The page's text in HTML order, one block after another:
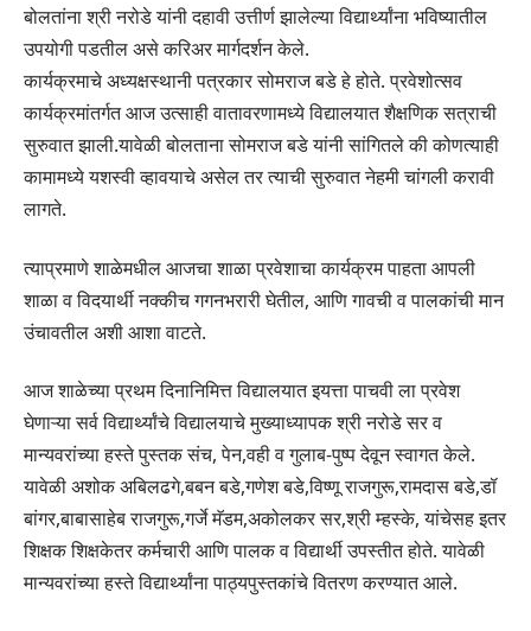
बोलतांना श्री नरोडे यांनी दहावी उत्तीर्ण झालेल्या विद्यार्थ्यांना भविष्यातील
उपयोगी पडतील असे करिअर मार्गदर्शन केले.
कार्यक्रमाचे अध्यक्षस्थानी पत्रकार सोमराज बडे हे होते. प्रवेशोत्सव
कार्यक्रमांतर्गत आज उत्साही वातावरणामध्ये विद्यालयात शैक्षणिक सत्राची
सुरुवात झाली.यावेळी बोलताना सोमराज बडे यांनी सांगितले की कोणत्याही
कामामध्ये यशस्वी व्हावयाचे असेल तर त्याची सुरुवात नेहमी चांगली करावी
लागते.
त्याप्रमाणे शाळेमधील आजचा शाळा प्रवेशाचा कार्यक्रम पाहता आपली
शाळा व विदयार्थी नक्कीच गगनभरारी घेतील, आणि गावची व पालकांची मान
उंचावतील अशी आशा वाटते.
आज शाळेच्या प्रथम दिनानिमित्त विद्यालयात इयत्ता पाचवी ला प्रवेश
घेणाऱ्या सर्व विद्यार्थ्यांचे विद्यालयाचे मुख्याध्यापक श्री नरोडे सर व
मान्यवरांच्या हस्ते पुस्तक संच, पेन,वही व गुलाब-पुष्प देवून स्वागत केले.
यावेळी अशोक अबिलढगे,बबन बडे,गणेश बडे,विष्णू राजगुरू,रामदास बडे,डॉ
बांगर,बाबासाहेब राजगुरू,गर्जे मॅडम,अकोलकर सर,श्री म्हस्के, यांचेसह इतर
शिक्षक शिक्षकेतर कर्मचारी आणि पालक व विद्यार्थी उपस्तीत होते. यावेळी
मान्यवरांच्या हस्ते विद्यार्थ्यांना पाठ्यपुस्तकांचे वितरण करण्यात आले.